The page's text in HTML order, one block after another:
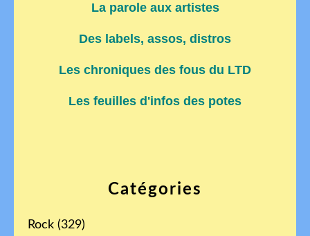
Catégories
Rock (329)
La parole aux artistes
Des labels, assos, distros
Les chroniques des fous du LTD
Les feuilles d'infos des potes